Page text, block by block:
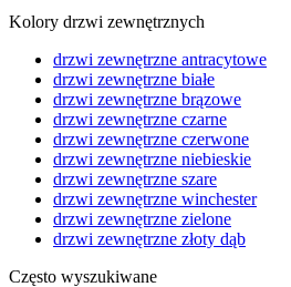
Kolory drzwi zewnętrznych
drzwi zewnętrzne antracytowe
drzwi zewnętrzne białe
drzwi zewnętrzne brązowe
drzwi zewnętrzne czarne
drzwi zewnętrzne czerwone
drzwi zewnętrzne niebieskie
drzwi zewnętrzne szare
drzwi zewnętrzne winchester
drzwi zewnętrzne zielone
drzwi zewnętrzne złoty dąb
Często wyszukiwane